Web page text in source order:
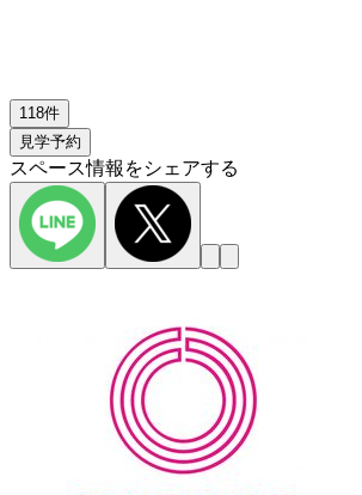
118件
見学予約
スペース情報をシェアする